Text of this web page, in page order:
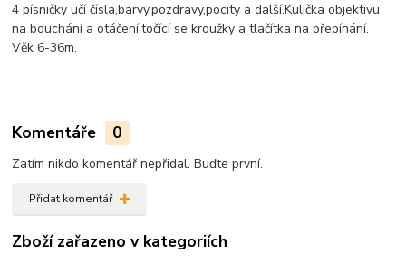
4 písničky učí čísla,barvy,pozdravy,pocity a další.Kulička objektivu
na bouchání a otáčení,točící se kroužky a tlačítka na přepínání.
Věk 6-36m.
Komentáře 0
Zatím nikdo komentář nepřidal. Buďte první.
Přidat komentář
Zboží zařazeno v kategoriích